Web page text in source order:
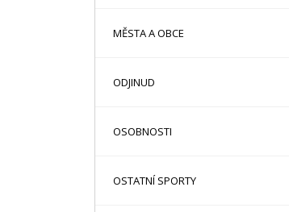
MĚSTA A OBCE
ODJINUD
OSOBNOSTI
OSTATNÍ SPORTY